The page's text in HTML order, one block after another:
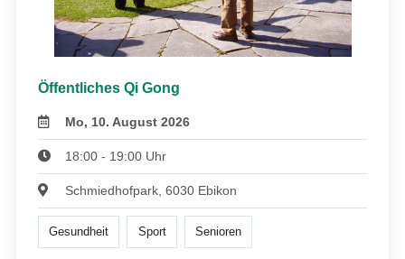
Öffentliches Qi Gong
Mo, 10. August 2026
18:00 - 19:00 Uhr
Schmiedhofpark, 6030 Ebikon
Gesundheit Sport Senioren